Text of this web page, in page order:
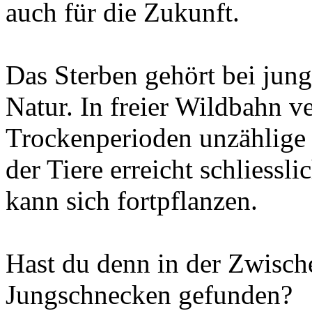
auch für die Zukunft.
Das Sterben gehört bei
Natur. In freier Wildbahn
Trockenperioden
der Tiere erreicht
kann sich fortpflanzen.
Hast du denn in der
Jungschnecken gefunden?